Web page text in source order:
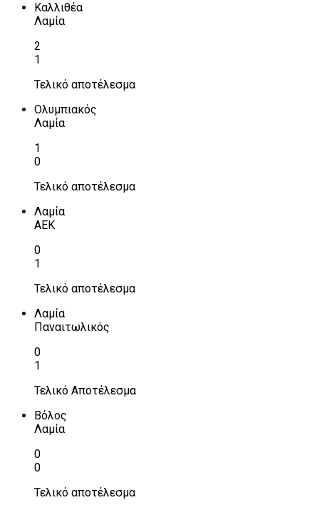
Καλλιθέα
Λαμία
2
1
Τελικό αποτέλεσμα
Ολυμπιακός
Λαμία
1
0
Τελικό αποτέλεσμα
Λαμία
ΑΕΚ
0
1
Τελικό αποτέλεσμα
Λαμία
Παναιτωλικός
0
1
Τελικό Αποτέλεσμα
Βόλος
Λαμία
0
0
Τελικό αποτέλεσμα